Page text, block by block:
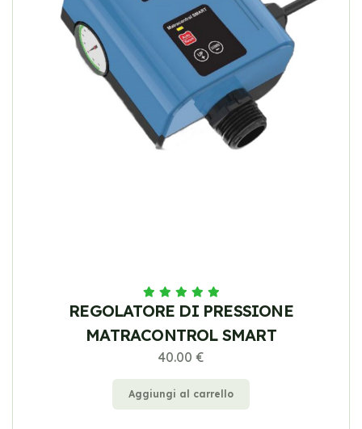
REGOLATORE DI PRESSIONE
MATRACONTROL SMART
40.00 €
Aggiungi al carrello